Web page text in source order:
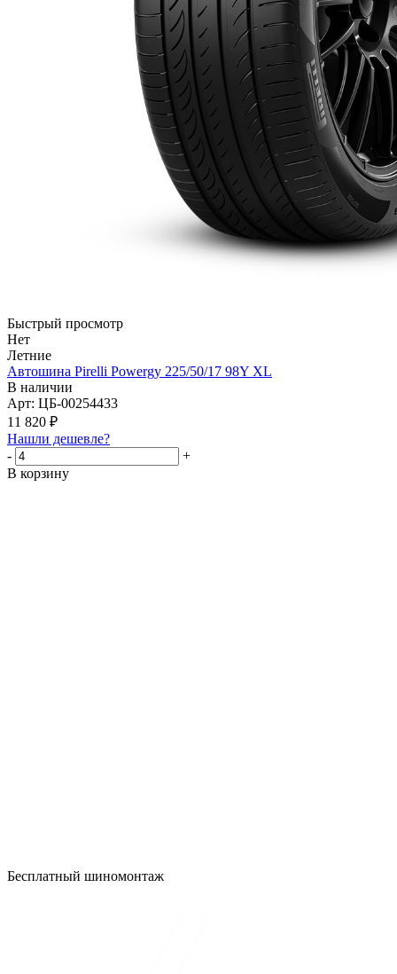
Быстрый просмотр
Нет
Летние
Автошина Pirelli Powergy 225/50/17 98Y XL
В наличии
Арт: ЦБ-00254433
11 820 ₽
Нашли дешевле?
-
+
В корзину
Бесплатный шиномонтаж